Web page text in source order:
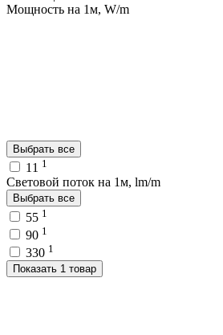
Мощность на 1м, W/m
Выбрать все
11 1
Световой поток на 1м, lm/m
Выбрать все
55 1
90 1
330 1
Показать 1 товар